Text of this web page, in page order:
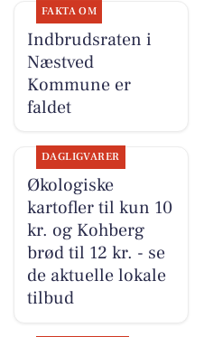
FAKTA OM
Indbrudsraten i
Næstved
Kommune er
faldet
DAGLIGVARER
Økologiske
kartofler til kun 10
kr. og Kohberg
brød til 12 kr. - se
de aktuelle lokale
tilbud